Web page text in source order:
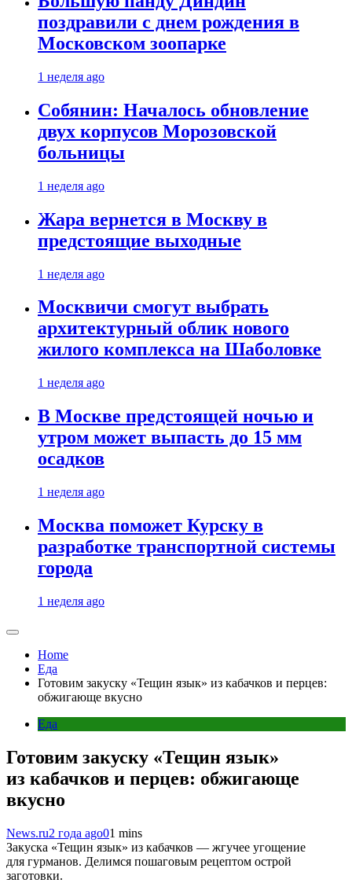
поздравили с днем рождения в
Московском зоопарке
1 неделя ago
Собянин: Началось обновление
двух корпусов Морозовской
больницы
1 неделя ago
Жара вернется в Москву в
предстоящие выходные
1 неделя ago
Москвичи смогут выбрать
архитектурный облик нового
жилого комплекса на Шаболовке
1 неделя ago
В Москве предстоящей ночью и
утром может выпасть до 15 мм
осадков
1 неделя ago
Москва поможет Курску в
разработке транспортной системы
города
1 неделя ago
Home
Еда
Готовим закуску «Тещин язык» из кабачков и перцев:
обжигающе вкусно
Еда
Готовим закуску «Тещин язык»
из кабачков и перцев: обжигающе
вкусно
News.ru2 года ago01 mins
Закуска «Тещин язык» из кабачков — жгучее угощение
для гурманов. Делимся пошаговым рецептом острой
заготовки.